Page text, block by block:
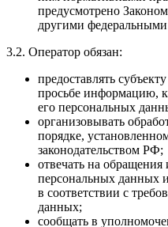
предусмотрено
другими федеральными
3.2. Оператор обязан:
предоставлять
просьбе информацию,
его персональных
организовывать
порядке,
законодательством РФ;
отвечать на обращения
персональных данных
в соответствии с
данных;
сообщать в